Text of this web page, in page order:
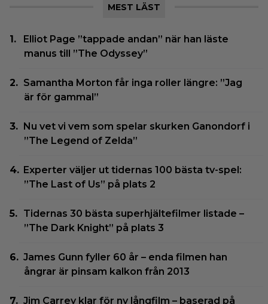
MEST LÄST
Elliot Page ”tappade andan” när han läste
manus till ”The Odyssey”
Samantha Morton får inga roller längre: ”Jag
är för gammal”
Nu vet vi vem som spelar skurken Ganondorf i
”The Legend of Zelda”
Experter väljer ut tidernas 100 bästa tv-spel:
”The Last of Us” på plats 2
Tidernas 30 bästa superhjältefilmer listade –
”The Dark Knight” på plats 3
James Gunn fyller 60 år – enda filmen han
ångrar är pinsam kalkon från 2013
Jim Carrey klar för ny långfilm – baserad på